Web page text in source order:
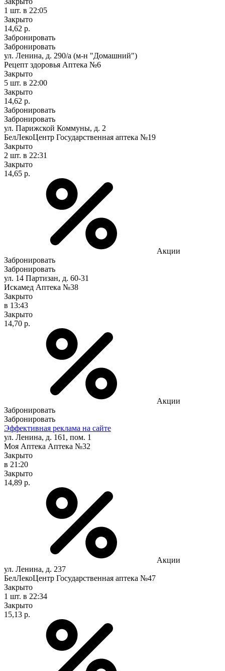
1 шт. в 22:05
Закрыто
14,62 р.
Забронировать
Забронировать
ул. Ленина, д. 290/а (м-н "Домашний")
Рецепт здоровья Аптека №6
Закрыто
5 шт. в 22:00
Закрыто
14,62 р.
Забронировать
Забронировать
ул. Парижской Коммуны, д. 2
БелЛекоЦентр Государственная аптека №19
Закрыто
2 шт. в 22:31
Закрыто
14,65 р.
Акции
Забронировать
Забронировать
ул. 14 Партизан, д. 60-31
Искамед Аптека №38
Закрыто
в 13:43
Закрыто
14,70 р.
Акции
Забронировать
Забронировать
Эффективная реклама на сайте
ул. Ленина, д. 161, пом. 1
Моя Аптека Аптека №32
Закрыто
в 21:20
Закрыто
14,89 р.
Акции
ул. Ленина, д. 237
БелЛекоЦентр Государственная аптека №47
Закрыто
1 шт. в 22:34
Закрыто
15,13 р.